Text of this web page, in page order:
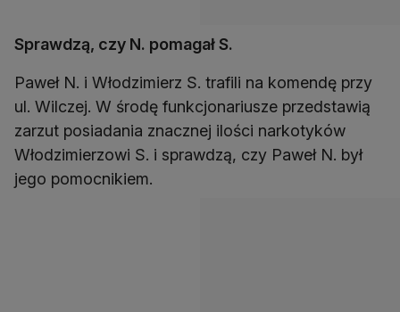
Sprawdzą, czy N. pomagał S.
Paweł N. i Włodzimierz S. trafili na komendę przy
ul. Wilczej. W środę funkcjonariusze przedstawią
zarzut posiadania znacznej ilości narkotyków
Włodzimierzowi S. i sprawdzą, czy Paweł N. był
jego pomocnikiem.